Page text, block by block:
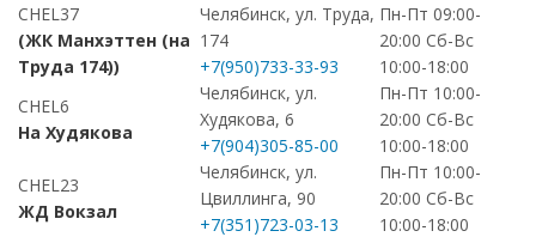
CHEL37
(ЖК Манхэттен (на
Труда 174))
Челябинск, ул. Труда,
174
+7(950)733-33-93
Пн-Пт 09:00-
20:00 Сб-Вс
10:00-18:00
CHEL6
На Худякова
Челябинск, ул.
Худякова, 6
+7(904)305-85-00
Пн-Пт 10:00-
20:00 Сб-Вс
10:00-18:00
CHEL23
ЖД Вокзал
Челябинск, ул.
Цвиллинга, 90
+7(351)723-03-13
Пн-Пт 10:00-
20:00 Сб-Вс
10:00-18:00